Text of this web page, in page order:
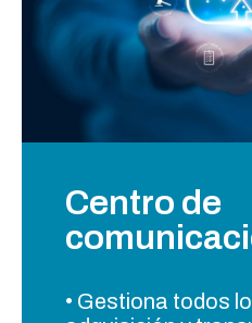
Centro de
• Gestiona todos